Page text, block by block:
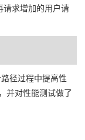
请求增加的用户请
径过程中提高性
并对性能测试做了